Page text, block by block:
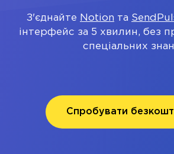
З'єднайте Notion та
інтерфейс за 5 хвилин, без
спеціальних
Спробувати